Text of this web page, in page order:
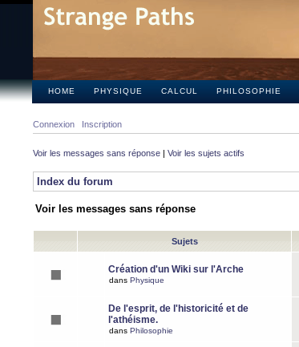
HOME PHYSIQUE CALCUL PHILOSOPHIE
Connexion Inscription
Voir les messages sans réponse | Voir les sujets actifs
Index du forum
Voir les messages sans réponse
Sujets
Création d'un Wiki sur l'Arche
dans Physique
De l'esprit, de l'historicité et de
l'athéisme.
dans Philosophie